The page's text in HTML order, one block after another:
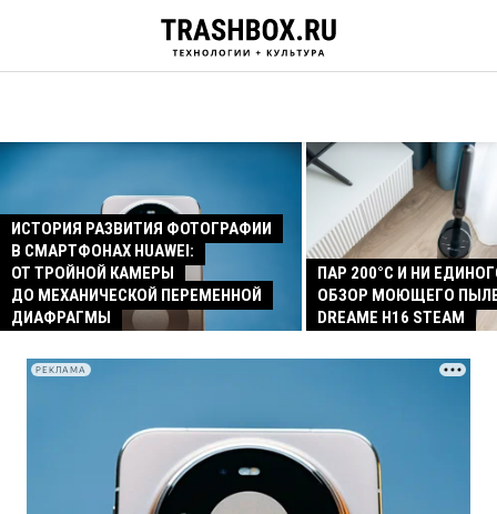
ИСТОРИЯ РАЗВИТИЯ ФОТОГРАФИИ
В СМАРТФОНАХ HUAWEI:
ОТ ТРОЙНОЙ КАМЕРЫ
ДО МЕХАНИЧЕСКОЙ ПЕРЕМЕННОЙ
ДИАФРАГМЫ
ПАР 200°C И НИ
ОБЗОР МОЮЩЕГО
DREAME H16 STEAM
РЕКЛАМА